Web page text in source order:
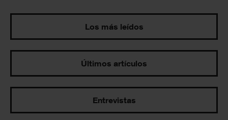
Los más leídos
Últimos artículos
Entrevistas